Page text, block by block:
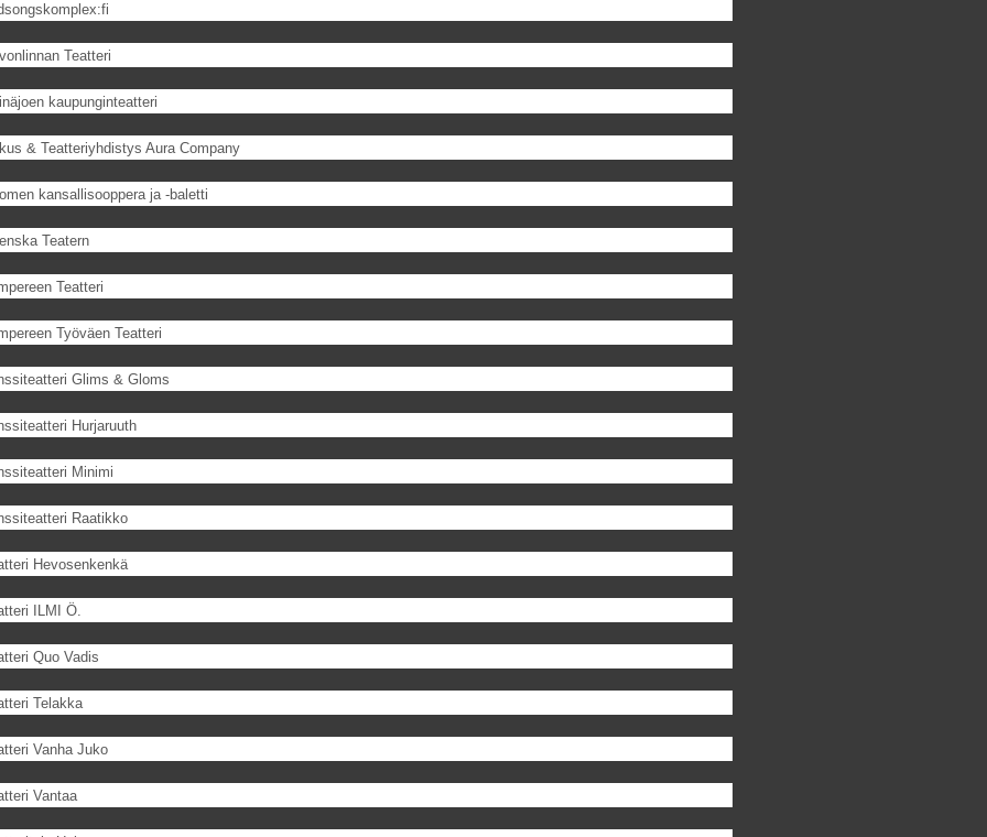
Teatteri
kaupunginteatteri
& Teatteriyhdistys Aura Company
kansallisooppera ja -baletti
Teatern
Teatteri
Työväen Teatteri
Glims & Gloms
Hurjaruuth
Minimi
Raatikko
Hevosenkenkä
ILMI Ö.
Quo Vadis
Telakka
Vanha Juko
Vantaa